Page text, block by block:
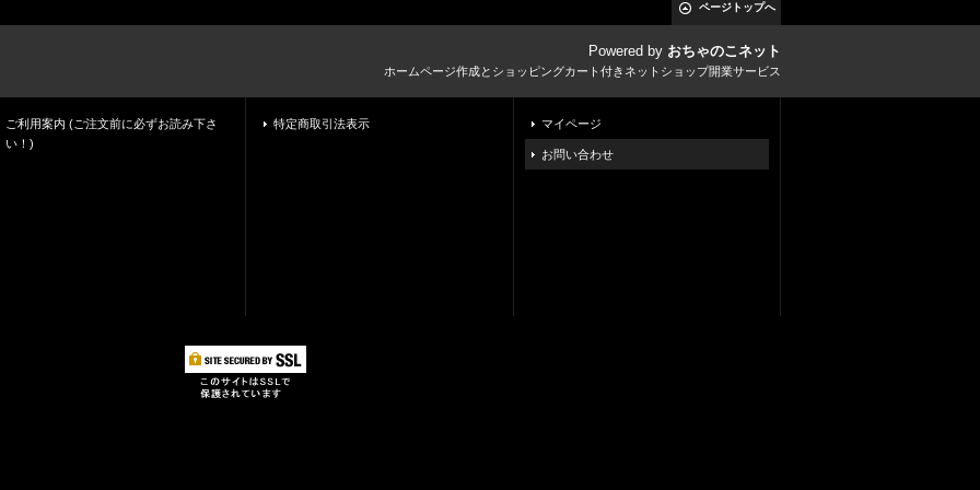
ページトップへ
Powered by おちゃのこネット
ホームページ作成とショッピングカート付きネットショップ開業サービス
ご利用案内 (ご注文前に必ずお読み下さ
い！)
特定商取引法表示 マイページ
お問い合わせ